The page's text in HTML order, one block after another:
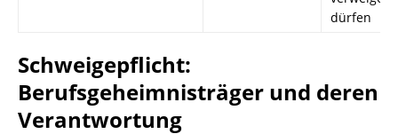
dürfen
Schweigepflicht:
Berufsgeheimnisträger und deren
Verantwortung